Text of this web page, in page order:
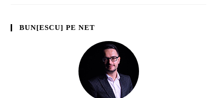
BUN[ESCU] PE NET